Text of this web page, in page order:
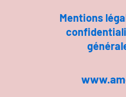
Mentions